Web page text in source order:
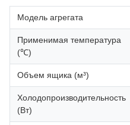
Модель агрегата
Применимая температура
(℃)
Объем ящика (м³)
Холодопроизводительность
(Вт)